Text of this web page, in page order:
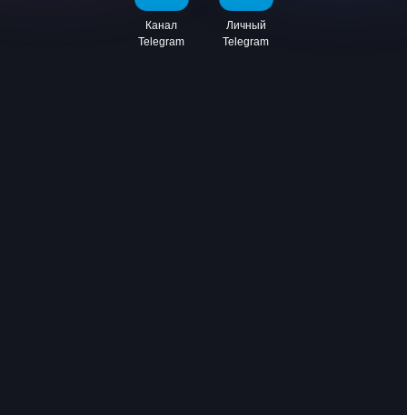
Канал
Telegram
Личный
Telegram